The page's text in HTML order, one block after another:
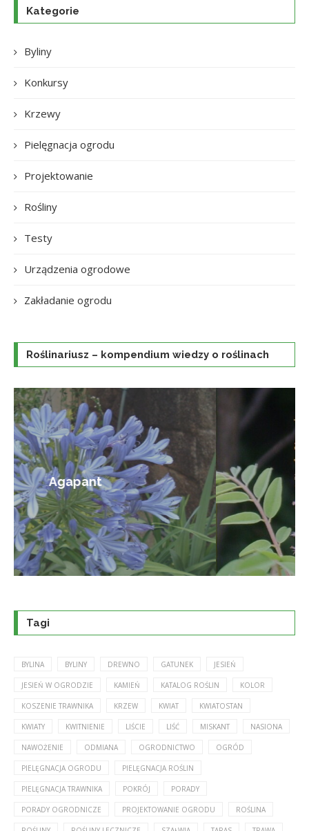
Kategorie
Byliny
Konkursy
Krzewy
Pielęgnacja ogrodu
Projektowanie
Rośliny
Testy
Urządzenia ogrodowe
Zakładanie ogrodu
Roślinariusz – kompendium wiedzy o roślinach
Amorfa krzewiasta
Tagi
BYLINA BYLINY DREWNO GATUNEK JESIEŃ
JESIEŃ W OGRODZIE KAMIEŃ KATALOG ROŚLIN KOLOR
KOSZENIE TRAWNIKA KRZEW KWIAT KWIATOSTAN
KWIATY KWITNIENIE LIŚCIE LIŚĆ MISKANT NASIONA
NAWOŻENIE ODMIANA OGRODNICTWO OGRÓD
PIELĘGNACJA OGRODU PIELĘGNACJA ROŚLIN
PIELĘGNACJA TRAWNIKA POKRÓJ PORADY
PORADY OGRODNICZE PROJEKTOWANIE OGRODU ROŚLINA